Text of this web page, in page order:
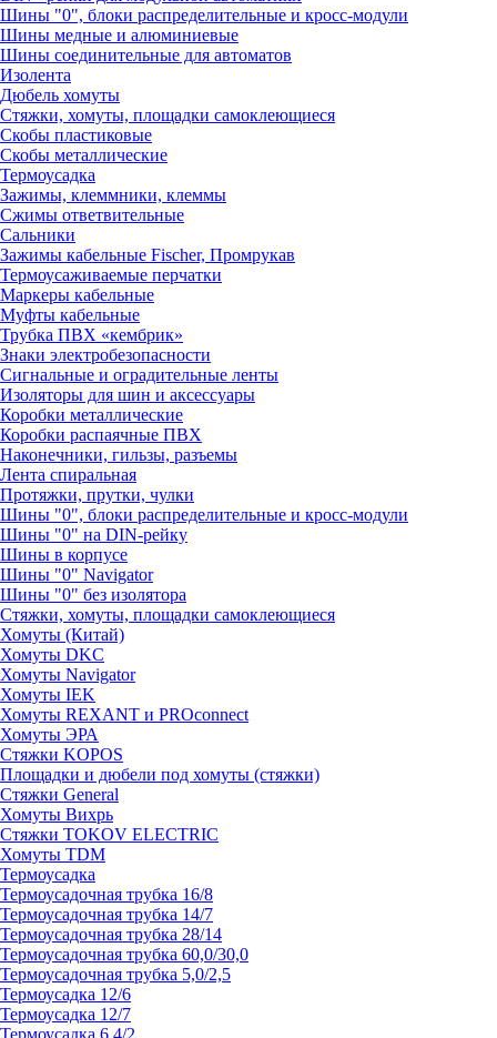
Шины "0", блоки распределительные и кросс-модули
Шины медные и алюминиевые
Шины соединительные для автоматов
Изолента
Дюбель хомуты
Стяжки, хомуты, площадки самоклеющиеся
Скобы пластиковые
Скобы металлические
Термоусадка
Зажимы, клеммники, клеммы
Сжимы ответвительные
Сальники
Зажимы кабельные Fischer, Промрукав
Термоусаживаемые перчатки
Маркеры кабельные
Муфты кабельные
Трубка ПВХ «кембрик»
Знаки электробезопасности
Сигнальные и оградительные ленты
Изоляторы для шин и аксессуары
Коробки металлические
Коробки распаячные ПВХ
Наконечники, гильзы, разъемы
Лента спиральная
Протяжки, прутки, чулки
Шины "0", блоки распределительные и кросс-модули
Шины "0" на DIN-рейку
Шины в корпусе
Шины "0" Navigator
Шины "0" без изолятора
Стяжки, хомуты, площадки самоклеющиеся
Хомуты (Китай)
Хомуты DKC
Хомуты Navigator
Хомуты IEK
Хомуты REXANT и PROconnect
Хомуты ЭРА
Стяжки KOPOS
Площадки и дюбели под хомуты (стяжки)
Стяжки General
Хомуты Вихрь
Стяжки TOKOV ELECTRIC
Хомуты TDM
Термоусадка
Термоусадочная трубка 16/8
Термоусадочная трубка 14/7
Термоусадочная трубка 28/14
Термоусадочная трубка 60,0/30,0
Термоусадочная трубка 5,0/2,5
Термоусадка 12/6
Термоусадка 12/7
Термоусадка 6,4/2